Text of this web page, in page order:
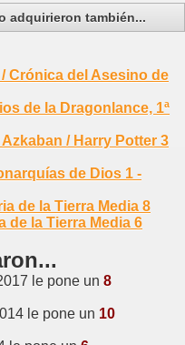
adquirieron también...
Crónica del Asesino de
de la Dragonlance, 1ª
/ Harry Potter 3
de Dios 1 -
de la Tierra Media 8
de la Tierra Media 6
le pone un 8
le pone un 10